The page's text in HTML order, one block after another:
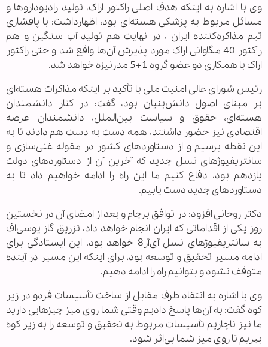
وی با اشاره به اینکه هدف اصلی راکتور اراک، تولید رادیوداروها و
مسائل مربوط به پزشکی هسته‌ای بود، اظهارداشت: با پافشاری
تیم مذاکره‌کننده ایران ، در نهایت هم تولید آب سنگین و هم
رآکتور 40 مگاواتی اراک مورد پذیرش آن‌ها واقع شد و حتی راکتور
اراک با همکاری دو عضو گروه 1+5 مدرنیزه خواهد شد.
رئیس شورای عالی امنیت ملی با تأکید بر اینکه مذاکرات هسته‌ای
بر مبنای اصول دانش‌بنیان بود، گفت: در کنار دانشمندان
هسته‌ای، حقوق و سیاست بین‌الملل، دانشمندان عرصه
اقتصادی نیز حضور داشتند، همه دست به دست هم دادند تا به
این نقطه برسیم و از دستاوردهای کشور در مقوله غنی‌سازی و
سانتریفیوژهای نسل جدید که آخرین آن از دستاوردهای دولت
یازدهم بود، دفاع کنیم ما این راه را ادامه خواهیم داد تا به
دستاوردهای جدید دست یابیم.
دکتر روحانی افزود: در توافق برجام و بعد از امضای آن در نخستین
روز یکی از اقداماتی که ایران انجام خواهد داد، تزریق گاز یوسی‌اف
به سانتریفیوژهای نسل آی‌آر8 خواهد بود. این ایستادگی برای
ادامه مسیر تحقیق و توسعه بود، برای اینکه این مسیر در آینده
متوقف نشود و بتوانیم راه را ادامه دهیم.
وی با اشاره به انتقاد طرف مقابل از ساخت تأسیسات فردو در زیر
کوه گفت: به آن‌ها پاسخ دادیم وقتی شما روی میز چیزهایی دارید
ما نیز ناچاریم تأسیسات مربوط به تحقیق و توسعه را به زیر کوه
ببریم تا روی میز شما بی‌اثر شود.